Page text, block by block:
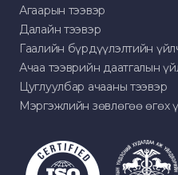
Агаарын тээвэр
Далайн тээвэр
Гаалийн бүрдүүлэлтийн
Ачаа тээврийн даатгалын
Цуглуулбар ачааны тээвэр
Мэргэжлийн зөвлөгөө өгөх